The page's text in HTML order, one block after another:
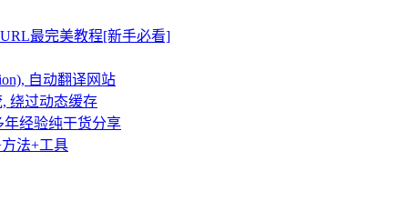
最完美教程[新手必看]
自动翻译网站
, 绕过动态缓存
年经验纯干货分享
法+工具